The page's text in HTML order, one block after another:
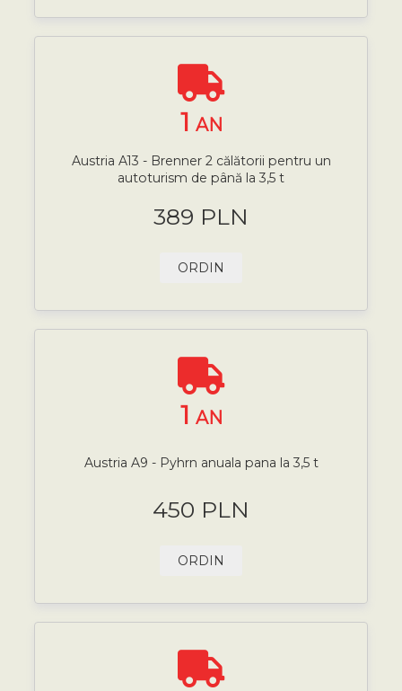
1 AN
Austria A13 - Brenner 2 călătorii pentru un
autoturism de până la 3,5 t
389 PLN
ORDIN
1 AN
Austria A9 - Pyhrn anuala pana la 3,5 t
450 PLN
ORDIN